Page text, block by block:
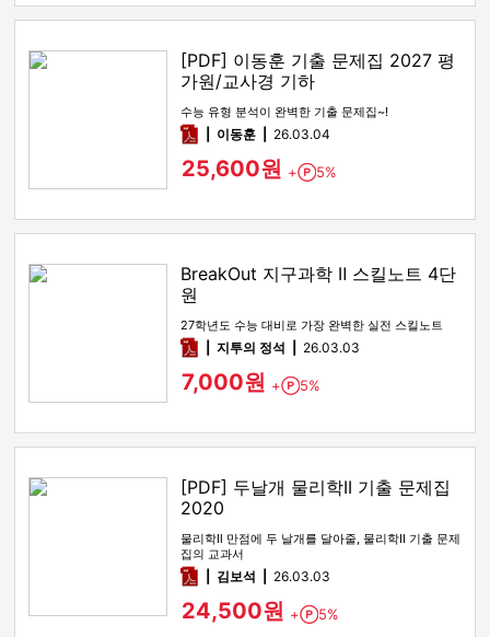
[PDF] 이동훈 기출 문제집 2027 평
가원/교사경 기하
수능 유형 분석이 완벽한 기출 문제집~!
pdf이동훈 26.03.04
25,600원 + Point
5%
BreakOut 지구과학 Ⅱ 스킬노트 4단
원
27학년도 수능 대비로 가장 완벽한 실전 스킬노트
pdf지투의 정석 26.03.03
7,000원 + Point
5%
[PDF] 두날개 물리학II 기출 문제집
2020
물리학Ⅱ 만점에 두 날개를 달아줄, 물리학II 기출 문제
집의 교과서
pdf김보석 26.03.03
24,500원 + Point
5%